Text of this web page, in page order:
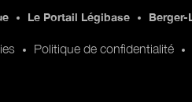
Le Portail Légibase Berger-
Politique de confidentialité